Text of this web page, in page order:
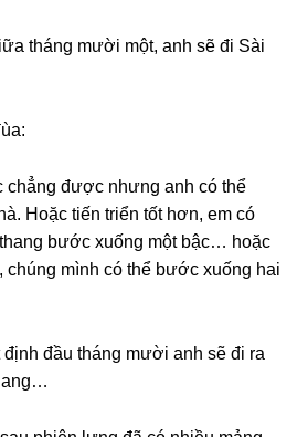
tháng mười một, anh sẽ đi Sài
chẳng được nhưng anh có thể
Hoặc tiến triển tốt hơn, em có
bước xuống một bậc… hoặc
chúng mình có thể bước xuống hai
đầu tháng mười anh sẽ đi ra